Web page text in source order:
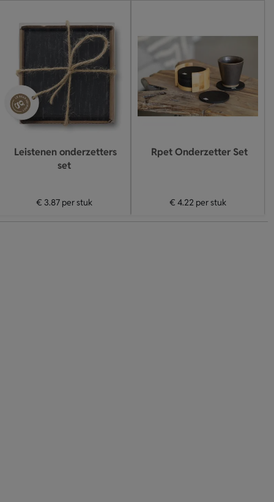
Leistenen onderzetters
set
€ 3.87per stuk
Rpet Onderzetter Set
€ 4.22 per stuk